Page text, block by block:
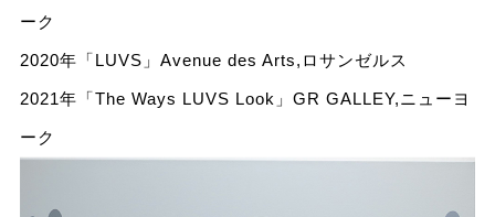
ーク
2020年「LUVS」Avenue des Arts,ロサンゼルス
2021年「The Ways LUVS Look」GR GALLEY,ニューヨ
ーク